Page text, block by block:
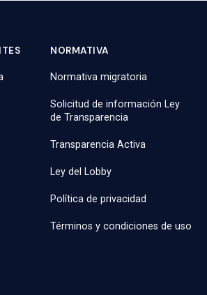
NORMATIVA
Normativa migratoria
Solicitud de información Ley
de Transparencia
Transparencia Activa
Ley del Lobby
Política de privacidad
Términos y condiciones de uso